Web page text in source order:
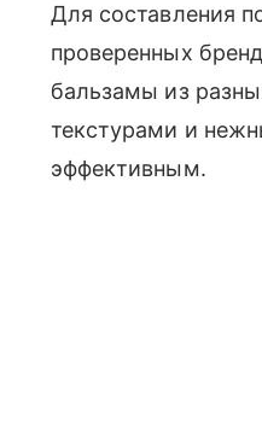
Для составления
проверенных
бальзамы из
текстурами и
эффективным.